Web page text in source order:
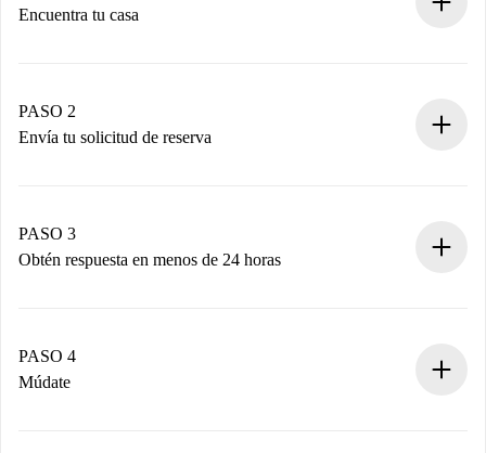
Encuentra tu casa
Tienes toda la información necesaria por adelantado.
PASO 2
Envía tu solicitud de reserva
propietario acepte.
PASO 3
Obtén respuesta en menos de 24 horas
contacto con el propietario.
Si es rechazada: No te haremos ningún cargo y te
PASO 4
Múdate